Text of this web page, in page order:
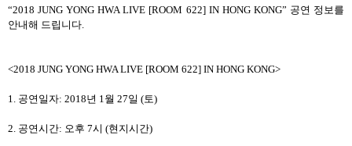
“2018 JUNG YONG HWA LIVE [ROOM 622] IN HONG KONG” 공연 정보를
안내해 드립니다.
<2018 JUNG YONG HWA LIVE [ROOM 622] IN HONG KONG>
1. 공연일자: 2018년 1월 27일 (토)
2. 공연시간: 오후 7시 (현지시간)